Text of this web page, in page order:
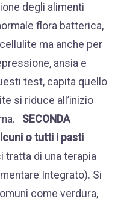
degli alimenti
flora batterica,
ma anche per
ansia e
test, capita quello
si riduce all’inizio
SECONDA
o tutti i pasti
Integrato). Si
come verdura,